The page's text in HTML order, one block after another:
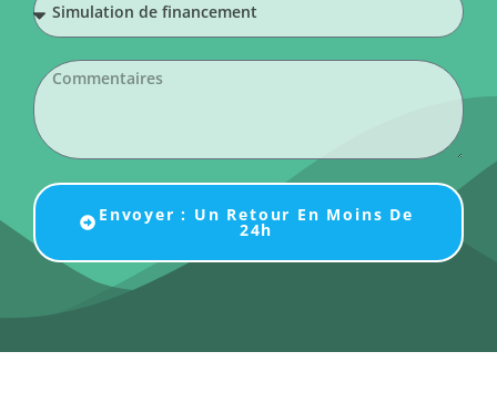
Envoyer : Un Retour En Moins De
24h